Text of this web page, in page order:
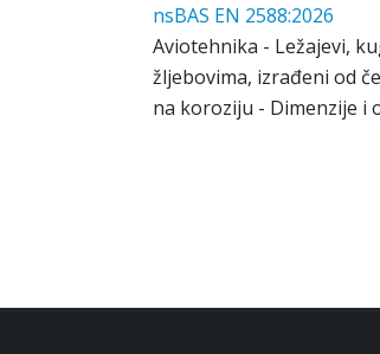
nsBAS EN 2588:2026
Aviotehnika - Ležajevi,
žljebovima, izrađeni od
na koroziju - Dimenzije i